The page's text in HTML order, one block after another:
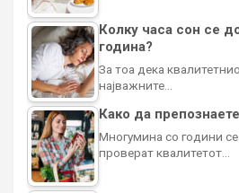
Колку часа сон се
година?
За тоа дека
најважните…
Како да
Многумина со години
проверат квалитетот…